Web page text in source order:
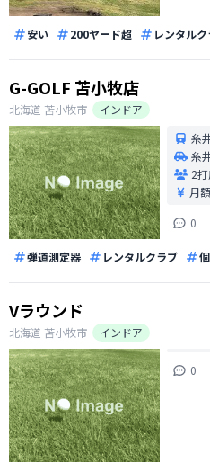
安い 200ヤード超 レンタル
G-GOLF 苫小牧店
北海道 苫小牧市
インドア
糸
糸
2
月
0
弾道測定器 レンタルクラブ
Vラウンド
北海道 苫小牧市 インドア
0